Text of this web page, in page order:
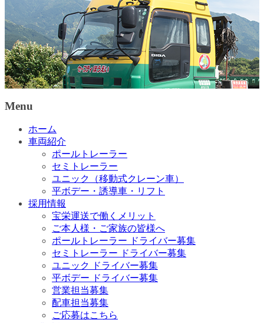
Menu
ホーム
車両紹介
ポールトレーラー
セミトレーラー
ユニック（移動式クレーン車）
平ボデー・誘導車・リフト
採用情報
宝栄運送で働くメリット
ご本人様・ご家族の皆様へ
ポールトレーラー ドライバー募集
セミトレーラー ドライバー募集
ユニック ドライバー募集
平ボデー ドライバー募集
営業担当募集
配車担当募集
ご応募はこちら